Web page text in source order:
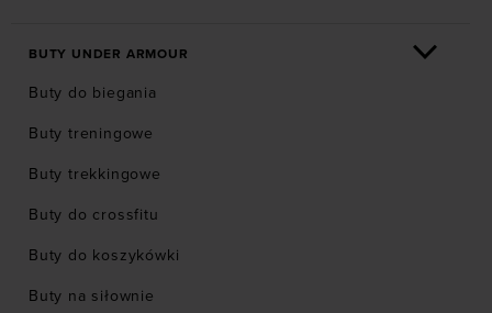
BUTY UNDER ARMOUR
Buty do biegania
Buty treningowe
Buty trekkingowe
Buty do crossfitu
Buty do koszykówki
Buty na siłownie